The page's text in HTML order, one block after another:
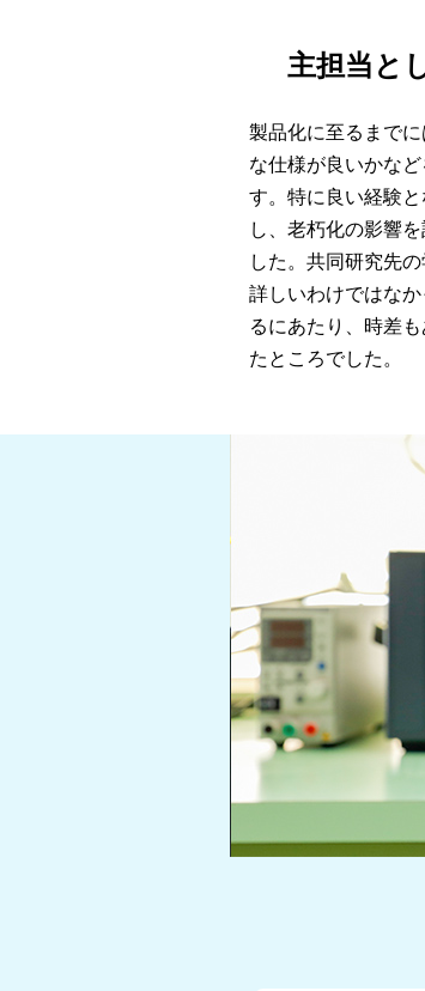
主担当と
製品化に至るまで
な仕様が良いかな
す。特に良い経験
し、老朽化の影響
した。共同研究先
詳しいわけではな
るにあたり、時差
たところでした。